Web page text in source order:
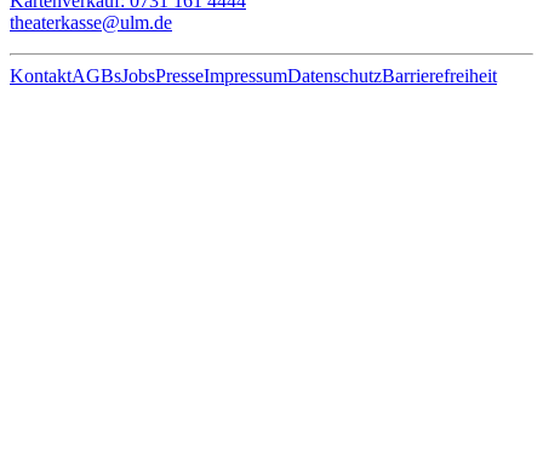
theaterkasse@ulm.de
KontaktAGBsJobsPresseImpressumDatenschutzBarrierefreiheit